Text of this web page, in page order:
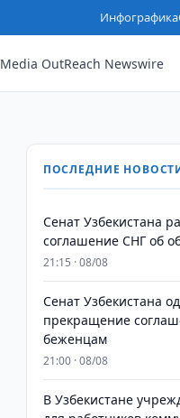
Инфографика
Media OutReach Newswire
ПОСЛЕДНИЕ
Сенат Узбекистана
соглашение СНГ об
21:15 · 08/08
Сенат Узбекистана
прекращение
беженцам
21:00 · 08/08
В Узбекистане